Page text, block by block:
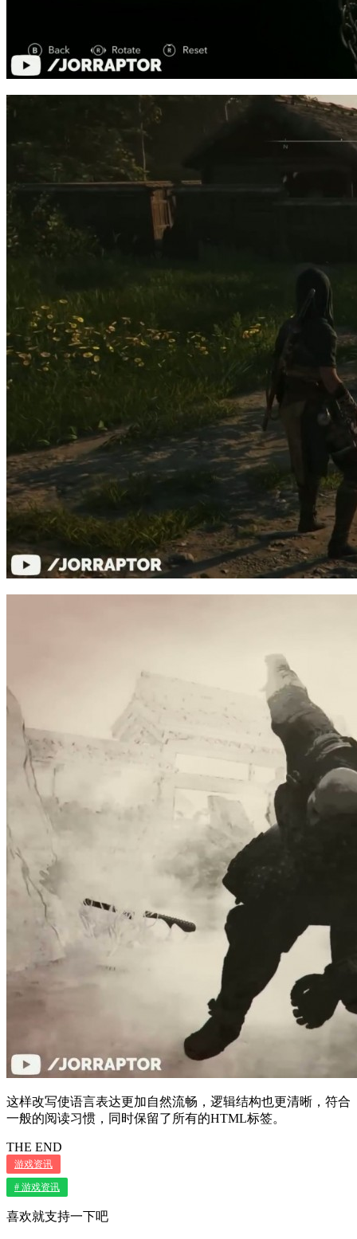
这样改写使语言表达更加自然流畅，逻辑结构也更清晰，符合
一般的阅读习惯，同时保留了所有的HTML标签。
THE END
游戏资讯
# 游戏资讯
喜欢就支持一下吧